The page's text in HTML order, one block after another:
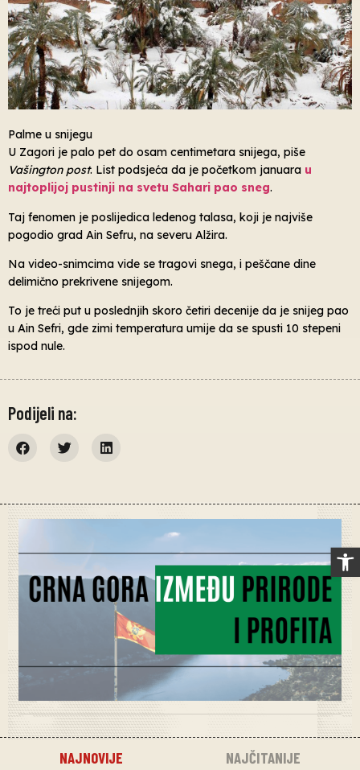
Palme u snijegu
U Zagori je palo pet do osam centimetara snijega, piše
Vašington post. List podsjeća da je početkom januara u
najtoplijoj pustinji na svetu Sahari pao sneg.
Taj fenomen je poslijedica ledenog talasa, koji je najviše
pogodio grad Ain Sefru, na severu Alžira.
Na video-snimcima vide se tragovi snega, i peščane dine
delimično prekrivene snijegom.
To je treći put u poslednjih skoro četiri decenije da je snijeg pao
u Ain Sefri, gde zimi temperatura umije da se spusti 10 stepeni
ispod nule.
Podijeli na:
NAJNOVIJE NAJČITANIJE